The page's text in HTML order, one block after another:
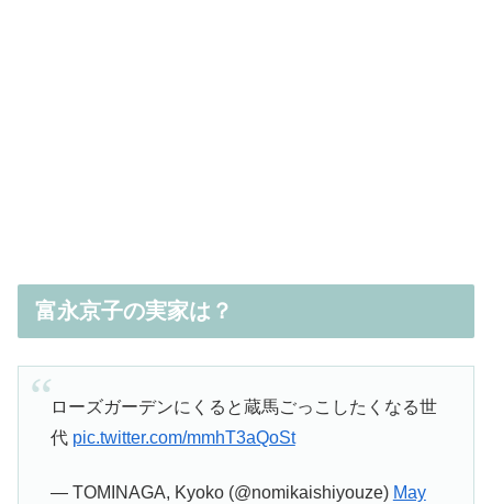
富永京子の実家は？
ローズガーデンにくると蔵馬ごっこしたくなる世
代 pic.twitter.com/mmhT3aQoSt
— TOMINAGA, Kyoko (@nomikaishiyouze) May